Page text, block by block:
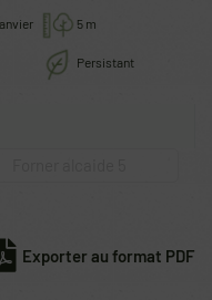
5 m
Persistant
Exporter au format PDF